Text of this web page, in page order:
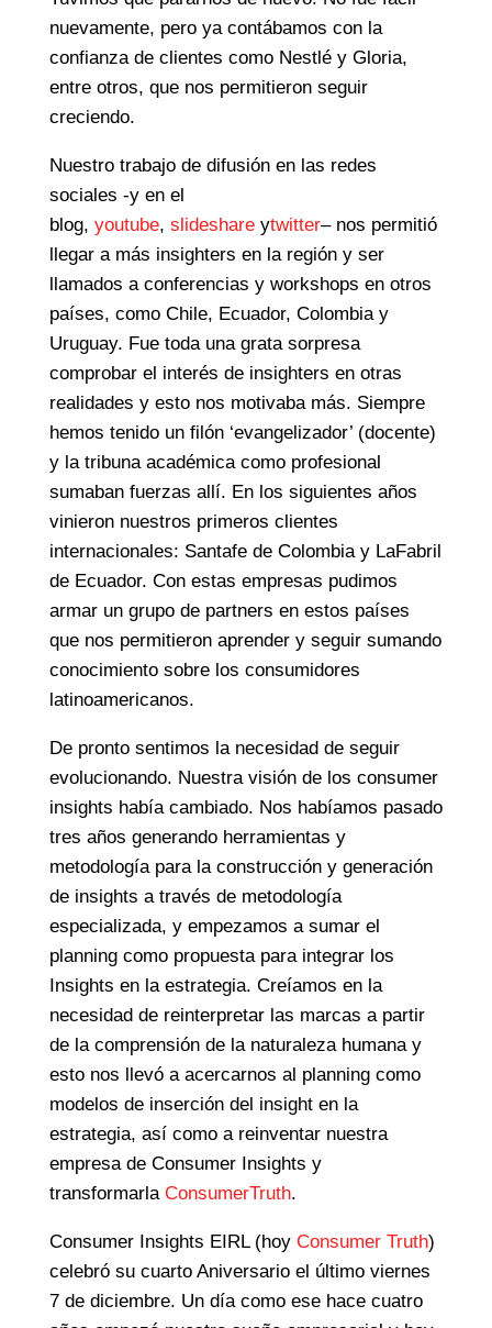
nuevamente, pero ya contábamos con la
confianza de clientes como Nestlé y Gloria,
entre otros, que nos permitieron seguir
creciendo.
Nuestro trabajo de difusión en las redes
sociales -y en el
blog, youtube, slideshareytwitter– nos permitió
llegar a más insighters en la región y ser
llamados a conferencias y workshops en otros
países, como Chile, Ecuador, Colombia y
Uruguay. Fue toda una grata sorpresa
comprobar el interés de insighters en otras
realidades y esto nos motivaba más. Siempre
hemos tenido un filón ‘evangelizador’ (docente)
y la tribuna académica como profesional
sumaban fuerzas allí. En los siguientes años
vinieron nuestros primeros clientes
internacionales: Santafe de Colombia y LaFabril
de Ecuador. Con estas empresas pudimos
armar un grupo de partners en estos países
que nos permitieron aprender y seguir sumando
conocimiento sobre los consumidores
latinoamericanos.
De pronto sentimos la necesidad de seguir
evolucionando. Nuestra visión de los consumer
insights había cambiado. Nos habíamos pasado
tres años generando herramientas y
metodología para la construcción y generación
de insights a través de metodología
especializada, y empezamos a sumar el
planning como propuesta para integrar los
Insights en la estrategia. Creíamos en la
necesidad de reinterpretar las marcas a partir
de la comprensión de la naturaleza humana y
esto nos llevó a acercarnos al planning como
modelos de inserción del insight en la
estrategia, así como a reinventar nuestra
empresa de Consumer Insights y
transformarla ConsumerTruth.
Consumer Insights EIRL (hoy Consumer Truth)
celebró su cuarto Aniversario el último viernes
7 de diciembre. Un día como ese hace cuatro